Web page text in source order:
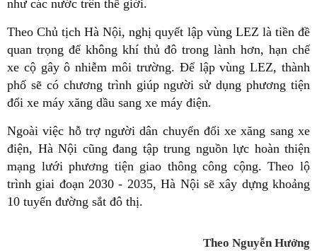
như các nước trên thế giới.
Theo Chủ tịch Hà Nội, nghị quyết lập vùng LEZ là tiền đề
quan trọng để không khí thủ đô trong lành hơn, hạn chế
xe cộ gây ô nhiễm môi trường. Để lập vùng LEZ, thành
phố sẽ có chương trình giúp người sử dụng phương tiện
đổi xe máy xăng dầu sang xe máy điện.
Ngoài việc hỗ trợ người dân chuyển đổi xe xăng sang xe
điện, Hà Nội cũng đang tập trung nguồn lực hoàn thiện
mạng lưới phương tiện giao thông công cộng. Theo lộ
trình giai đoạn 2030 - 2035, Hà Nội sẽ xây dựng khoảng
10 tuyến đường sắt đô thị.
Theo Nguyễn Hưởng